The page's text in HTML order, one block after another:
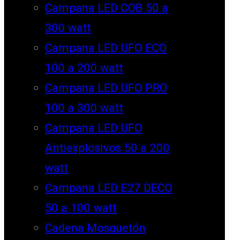
Campana LED COB 50 a
300 watt
Campana LED UFO ECO
100 a 200 watt
Campana LED UFO PRO
100 a 300 watt
Campana LED UFO
Antiexplosivos 50 a 200
watt
Campana LED E27 DECO
50 a 100 watt
Cadena Mosquetón